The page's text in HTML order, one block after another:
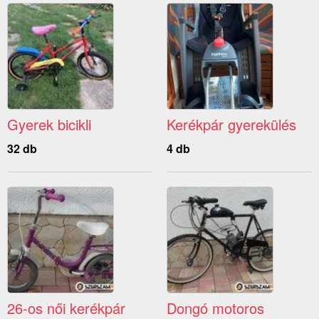
Gyerek bicikli
32 db
Kerékpár gyerekülés
4 db
26-os női kerékpár
Dongó motoros